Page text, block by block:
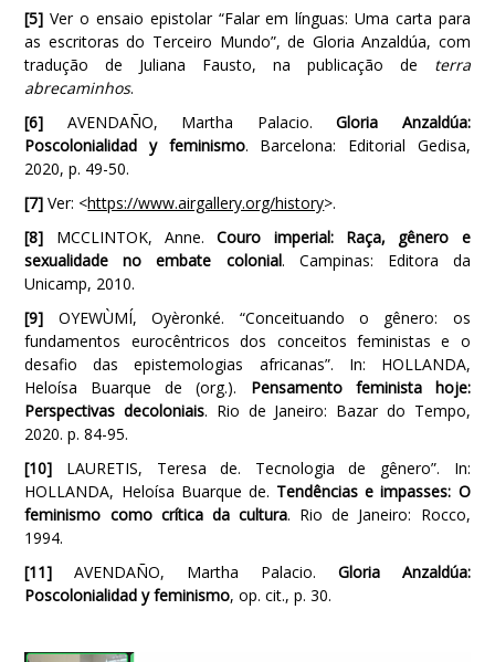
[5] Ver o ensaio epistolar “Falar em línguas: Uma carta para
as escritoras do Terceiro Mundo”, de Gloria Anzaldúa, com
tradução de Juliana Fausto, na publicação de terra
abrecaminhos.
[6] AVENDAÑO, Martha Palacio.Gloria Anzaldúa:
Poscolonialidad y feminismo. Barcelona: Editorial Gedisa,
2020, p. 49-50.
[7] Ver: <https://www.airgallery.org/history>.
[8] MCCLINTOK, Anne.Couro imperial: Raça, gênero e
sexualidade no embate colonial. Campinas: Editora da
Unicamp, 2010.
[9] OYEWÙMÍ, Oyèronké. “Conceituando o gênero: os
fundamentos eurocêntricos dos conceitos feministas e o
desafio das epistemologias africanas”. In: HOLLANDA,
Heloísa Buarque de (org.). Pensamento feminista hoje:
Perspectivas decoloniais. Rio de Janeiro: Bazar do Tempo,
2020. p. 84-95.
[10] LAURETIS, Teresa de. Tecnologia de gênero”. In:
HOLLANDA, Heloísa Buarque de. Tendências e impasses: O
feminismo como crítica da cultura. Rio de Janeiro: Rocco,
1994.
[11] AVENDAÑO, Martha Palacio. Gloria Anzaldúa:
Poscolonialidad y feminismo, op. cit., p. 30.